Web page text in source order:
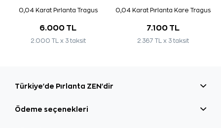
0,04 Karat Pırlanta Tragus
6.000 TL
2.000 TL x 3 taksit
0,04 Karat Pırlanta Kare Tragus
7.100 TL
2.367 TL x 3 taksit
Türkiye'de Pırlanta ZEN'dir
Ödeme seçenekleri